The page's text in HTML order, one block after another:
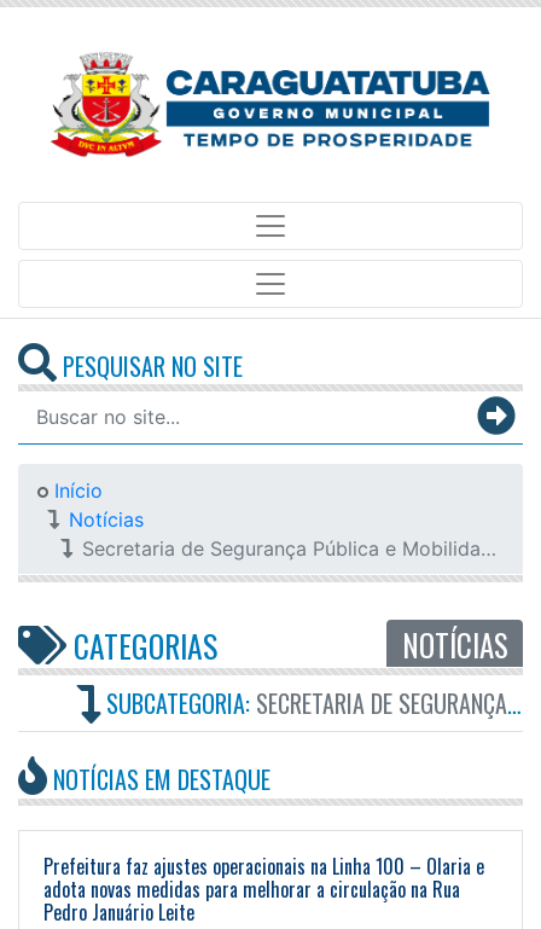
PESQUISAR NO SITE
Início
Notícias
Secretaria de Segurança Pública e Mobilidade Urbana
CATEGORIAS NOTÍCIAS
SUBCATEGORIA: SECRETARIA DE SEGURANÇA PÚBLICA E MOBILIDADE URBANA
NOTÍCIAS EM DESTAQUE
Prefeitura faz ajustes operacionais na Linha 100 – Olaria e
adota novas medidas para melhorar a circulação na Rua
Pedro Januário Leite